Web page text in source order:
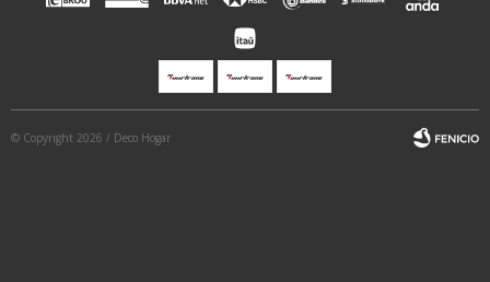
© Copyright 2026 / Deco Hogar